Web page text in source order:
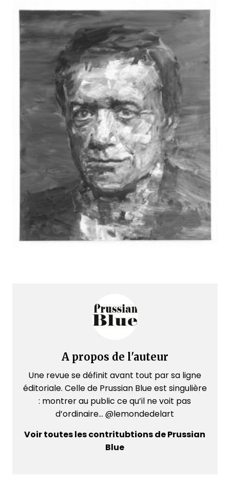
A propos de l'auteur
Une revue se définit avant tout par sa ligne
éditoriale. Celle de Prussian Blue est singulière
: montrer au public ce qu’il ne voit pas
d’ordinaire... @lemondedelart
Voir toutes les contritubtions de Prussian
Blue